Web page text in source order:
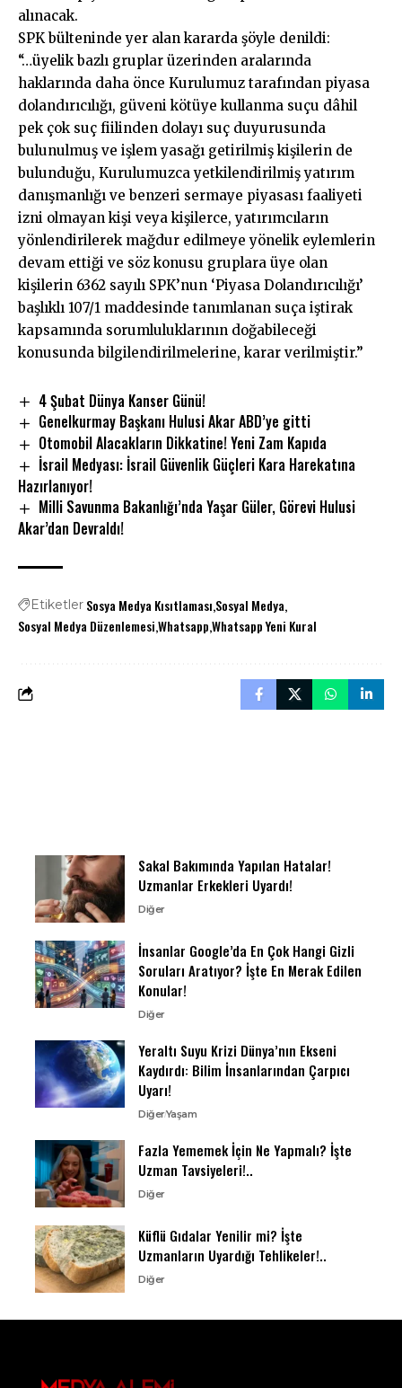
alınacak.
SPK bülteninde yer alan kararda şöyle denildi:
“…üyelik bazlı gruplar üzerinden aralarında
haklarında daha önce Kurulumuz tarafından piyasa
dolandırıcılığı, güveni kötüye kullanma suçu dâhil
pek çok suç fiilinden dolayı suç duyurusunda
bulunulmuş ve işlem yasağı getirilmiş kişilerin de
bulunduğu, Kurulumuzca yetkilendirilmiş yatırım
danışmanlığı ve benzeri sermaye piyasası faaliyeti
izni olmayan kişi veya kişilerce, yatırımcıların
yönlendirilerek mağdur edilmeye yönelik eylemlerin
devam ettiği ve söz konusu gruplara üye olan
kişilerin 6362 sayılı SPK’nun ‘Piyasa Dolandırıcılığı’
başlıklı 107/1 maddesinde tanımlanan suça iştirak
kapsamında sorumluluklarının doğabileceği
konusunda bilgilendirilmelerine, karar verilmiştir.”
4 Şubat Dünya Kanser Günü!
Genelkurmay Başkanı Hulusi Akar ABD’ye gitti
Otomobil Alacakların Dikkatine! Yeni Zam Kapıda
İsrail Medyası: İsrail Güvenlik Güçleri Kara Harekatına
Hazırlanıyor!
Milli Savunma Bakanlığı’nda Yaşar Güler, Görevi Hulusi
Akar’dan Devraldı!
Etiketler Sosya Medya Kısıtlaması Sosyal Medya
Sosyal Medya DüzenlemesiWhatsappWhatsapp Yeni Kural
Sakal Bakımında Yapılan Hatalar!
Uzmanlar Erkekleri Uyardı!
Diğer
İnsanlar Google’da En Çok Hangi Gizli
Soruları Aratıyor? İşte En Merak Edilen
Konular!
Diğer
Yeraltı Suyu Krizi Dünya’nın Ekseni
Kaydırdı: Bilim İnsanlarından Çarpıcı
Uyarı!
DiğerYaşam
Fazla Yememek İçin Ne Yapmalı? İşte
Uzman Tavsiyeleri!..
Diğer
Küflü Gıdalar Yenilir mi? İşte
Uzmanların Uyardığı Tehlikeler!..
Diğer